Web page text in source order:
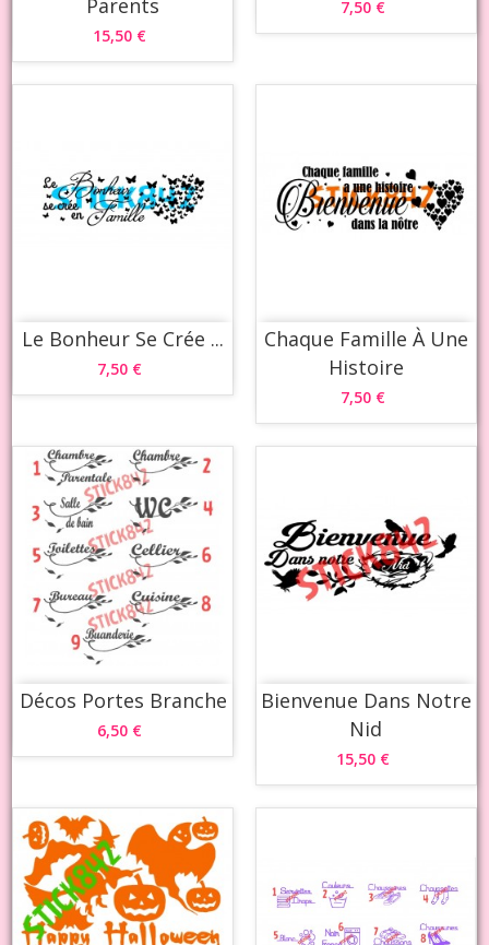
Parents
15,50 €
7,50 €
Le Bonheur Se Crée ...
7,50 €
Chaque Famille À Une
Histoire
7,50 €
Décos Portes Branche
6,50 €
Bienvenue Dans Notre
Nid
15,50 €